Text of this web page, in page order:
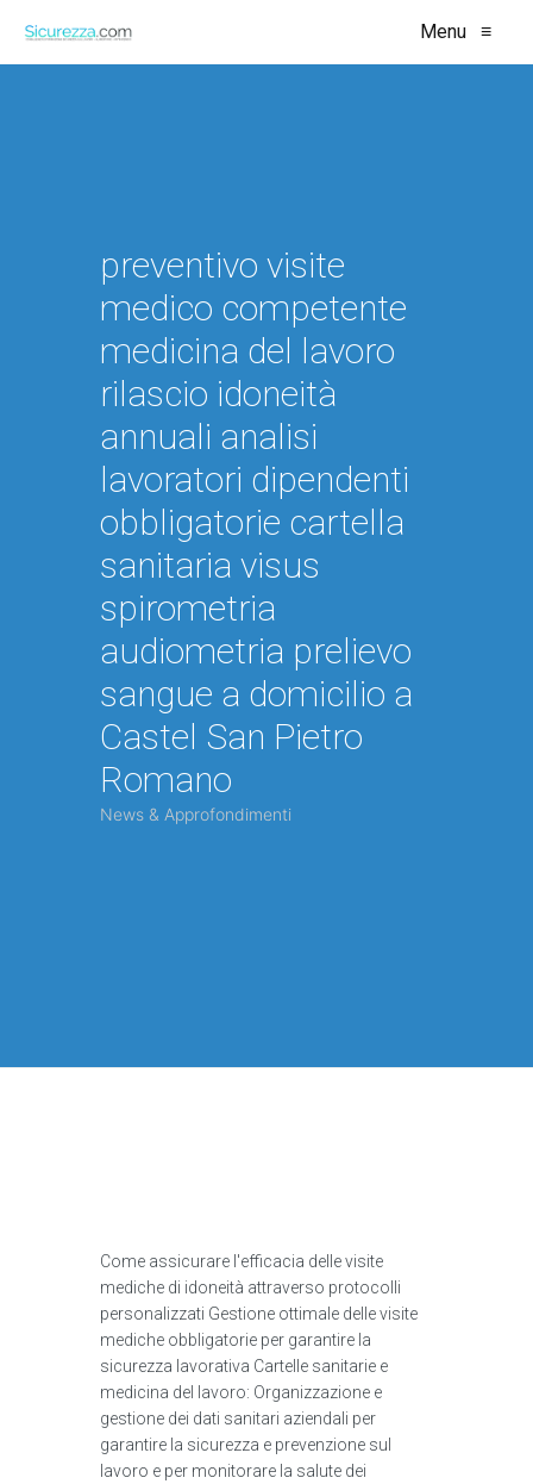
Menu ≡
preventivo visite
medico competente
medicina del lavoro
rilascio idoneità
annuali analisi
lavoratori dipendenti
obbligatorie cartella
sanitaria visus
spirometria
audiometria prelievo
sangue a domicilio a
Castel San Pietro
Romano
News & Approfondimenti
Come assicurare l'efficacia delle visite
mediche di idoneità attraverso protocolli
personalizzati Gestione ottimale delle visite
mediche obbligatorie per garantire la
sicurezza lavorativa Cartelle sanitarie e
medicina del lavoro: Organizzazione e
gestione dei dati sanitari aziendali per
garantire la sicurezza e prevenzione sul
lavoro e per monitorare la salute dei